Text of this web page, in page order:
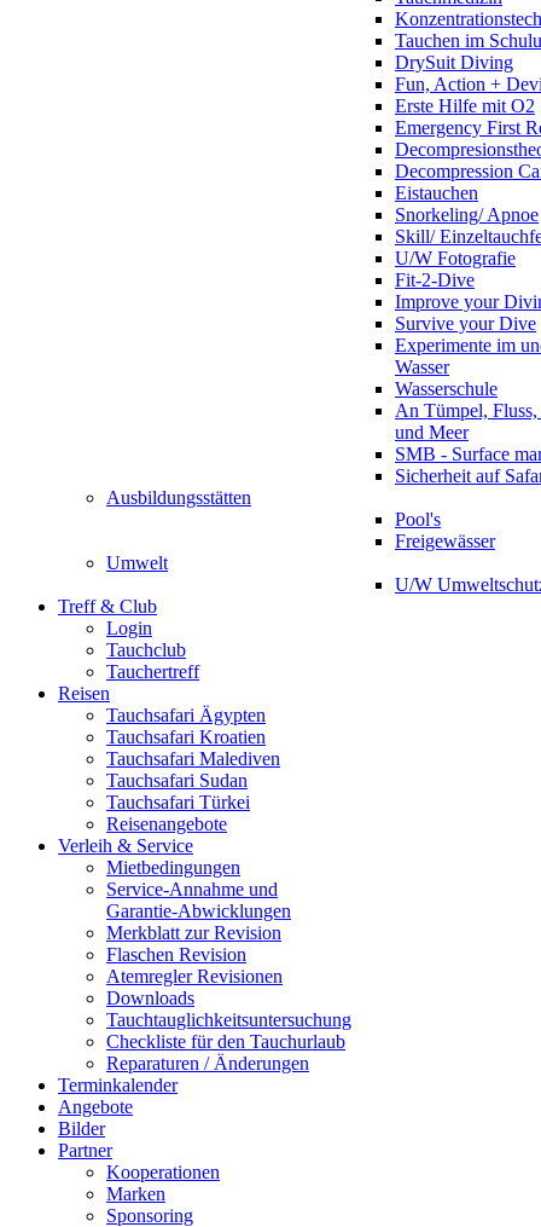
Tauchen im
DrySuit Diving
Fun, Action +
Erste Hilfe mit O2
Emergency First
Decompression
Eistauchen
Snorkeling/ Apnoe
Skill/
U/W Fotografie
Fit-2-Dive
Improve your
Survive your Dive
Experimente im
Wasser
Wasserschule
An Tümpel,
und Meer
SMB - Surface
Sicherheit auf
Ausbildungsstätten
Pool's
Freigewässer
Umwelt
U/W
Treff & Club
Login
Tauchclub
Tauchertreff
Reisen
Tauchsafari Ägypten
Tauchsafari Kroatien
Tauchsafari Malediven
Tauchsafari Sudan
Tauchsafari Türkei
Reisenangebote
Verleih & Service
Mietbedingungen
Service-Annahme und
Garantie-Abwicklungen
Merkblatt zur Revision
Flaschen Revision
Atemregler Revisionen
Downloads
Tauchtauglichkeitsuntersuchung
Checkliste für den Tauchurlaub
Reparaturen / Änderungen
Terminkalender
Angebote
Bilder
Partner
Kooperationen
Marken
Sponsoring